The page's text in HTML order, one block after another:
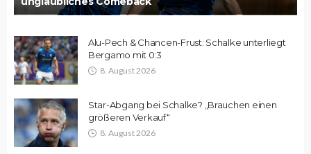
Alu-Pech & Chancen-Frust: Schalke unterliegt
Bergamo mit 0:3
8. August 2026
Star-Abgang bei Schalke? „Brauchen einen
größeren Verkauf“
8. August 2026